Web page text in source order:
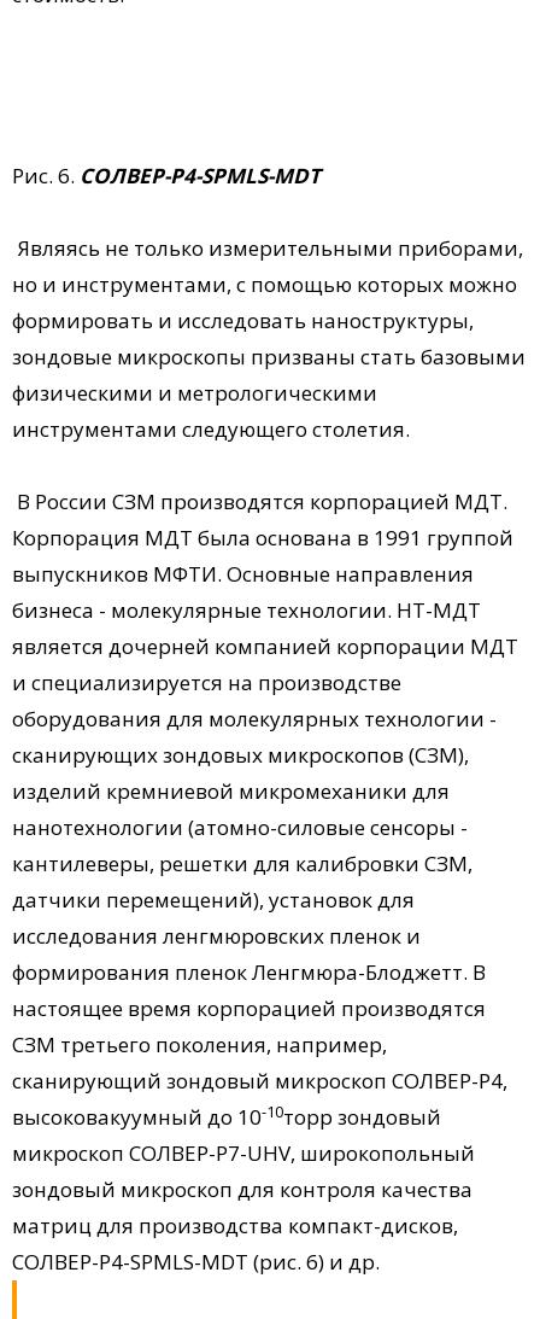
Рис. 6. СОЛВЕР-Р4-SPMLS-MDT
Являясь не только измерительными приборами,
но и инструментами, с помощью которых можно
формировать и исследовать наноструктуры,
зондовые микроскопы призваны стать базовыми
физическими и метрологическими
инструментами следующего столетия.
В России СЗМ производятся корпорацией МДТ.
Корпорация МДТ была основана в 1991 группой
выпускников МФТИ. Основные направления
бизнеса - молекулярные технологии. НТ-МДТ
является дочерней компанией корпорации МДТ
и специализируется на производстве
оборудования для молекулярных технологии -
сканирующих зондовых микроскопов (СЗМ),
изделий кремниевой микромеханики для
нанотехнологии (атомно-силовые сенсоры -
кантилеверы, решетки для калибровки СЗМ,
датчики перемещений), установок для
исследования ленгмюровских пленок и
формирования пленок Ленгмюра-Блоджетт. В
настоящее время корпорацией производятся
СЗМ третьего поколения, например,
сканирующий зондовый микроскоп СОЛВЕР-P4,
высоковакуумный до 10-10торр зондовый
микроскоп СОЛВЕР-Р7-UHV, широкопольный
зондовый микроскоп для контроля качества
матриц для производства компакт-дисков,
СОЛВЕР-Р4-SPMLS-MDT (рис. 6) и др.